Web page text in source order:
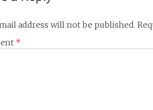
address will not be published.
*